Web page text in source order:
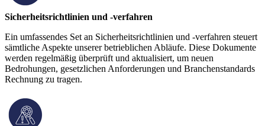
Sicherheitsrichtlinien und -verfahren
Ein umfassendes Set an Sicherheitsrichtlinien und -verfahren steuert
sämtliche Aspekte unserer betrieblichen Abläufe. Diese Dokumente
werden regelmäßig überprüft und aktualisiert, um neuen
Bedrohungen, gesetzlichen Anforderungen und Branchenstandards
Rechnung zu tragen.